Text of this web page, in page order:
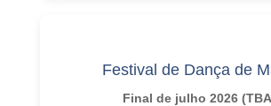
Festival de Dança de
Final de julho 2026